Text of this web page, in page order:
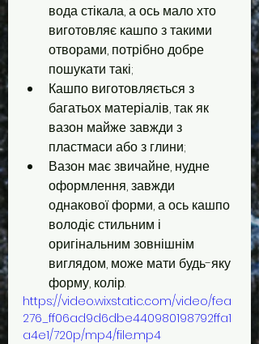
вода стікала, а ось мало хто
виготовляє кашпо з такими
отворами, потрібно добре
пошукати такі;
Кашпо виготовляється з
багатьох матеріалів, так як
вазон майже завжди з
пластмаси або з глини;
Вазон має звичайне, нудне
оформлення, завжди
однакової форми, а ось кашпо
володіє стильним і
оригінальним зовнішнім
виглядом, може мати будь-яку
форму, колір.
https://video.wixstatic.com/video/fea
276_ff06ad9d6dbe440980198792ffa1
a4e1/720p/mp4/file.mp4